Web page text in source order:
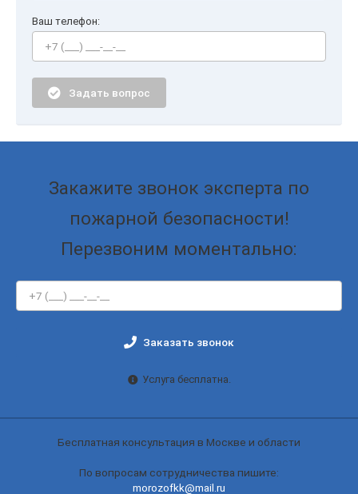
Ваш телефон:
Задать вопрос
Закажите звонок эксперта по
пожарной безопасности!
Перезвоним моментально:
Заказать звонок
Услуга бесплатна.
Бесплатная консультация в Москве и области
По вопросам сотрудничества пишите:
morozofkk@mail.ru